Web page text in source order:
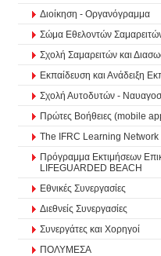
Διοίκηση - Οργανόγραμμα
Σώμα Εθελοντών
Σχολή Σαμαρειτών και
Εκπαίδευση και Ανάδειξη
Σχολή Αυτοδυτών -
Πρώτες Βοήθειες (mobile
The IFRC Learning Network
Πρόγραμμα Εκτιμήσεων
LIFEGUARDED BEACH
Εθνικές Συνεργασίες
Διεθνείς Συνεργασίες
Συνεργάτες και Χορηγοί
ΠΟΛΥΜΕΣΑ